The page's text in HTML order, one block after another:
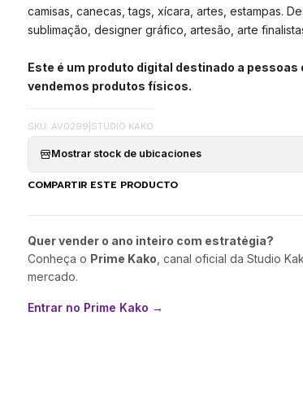
camisas, canecas, tags, xícara, artes, estampas.
sublimação, designer gráfico, artesão, arte
Este é um produto digital destinado a
vendemos produtos físicos.
SKU: AV0299 STUDIO KAKO
Mostrar stock de ubicaciones
COMPARTIR ESTE PRODUCTO
Quer vender o ano inteiro com estratégia?
Conheça o Prime Kako , canal oficial da Studio
mercado.
Entrar no Prime Kako →